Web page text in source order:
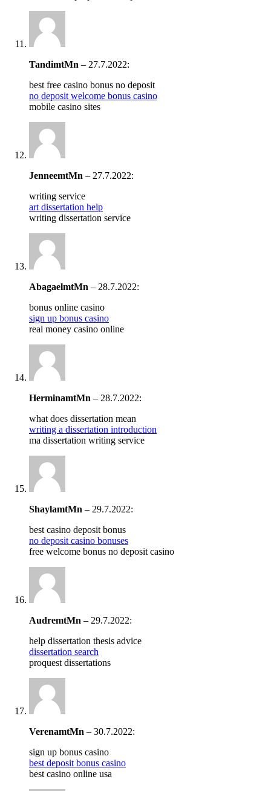
TandimtMn – 27.7.2022:
best free casino bonus no deposit
no deposit welcome bonus casino
mobile casino sites
JenneemtMn – 27.7.2022:
writing service
art dissertation help
writing dissertation service
AbagaelmtMn – 28.7.2022:
bonus online casino
sign up bonus casino
real money casino online
HerminamtMn – 28.7.2022:
what does dissertation mean
writing a dissertation introduction
ma dissertation writing service
ShaylamtMn – 29.7.2022:
best casino deposit bonus
no deposit casino bonuses
free welcome bonus no deposit casino
AudremtMn – 29.7.2022:
help dissertation thesis advice
dissertation search
proquest dissertations
VerenamtMn – 30.7.2022:
sign up bonus casino
best deposit bonus casino
best casino online usa